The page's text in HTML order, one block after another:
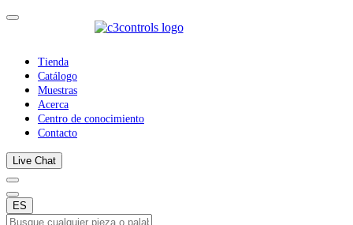
Tienda
Catálogo
Muestras
Acerca
Centro de conocimiento
Contacto
Live Chat
ES